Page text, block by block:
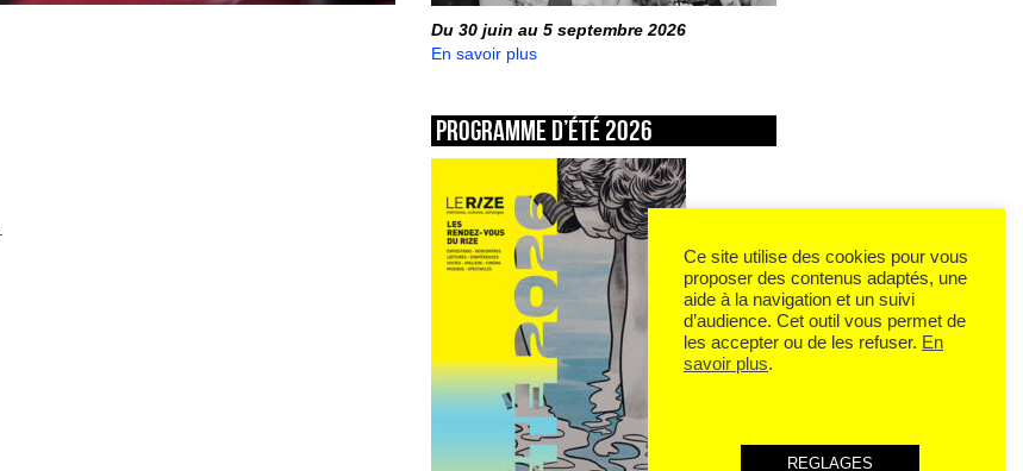
Du 30 juin au 5 septembre 2026
En savoir plus
Programme d’été 2026
Ce site utilise des cookies pour vous
proposer des contenus adaptés, une
aide à la navigation et un suivi
d’audience. Cet outil vous permet de
les accepter ou de les refuser. En
savoir plus.
REGLAGES